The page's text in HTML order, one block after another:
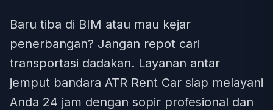
Baru tiba di BIM atau mau kejar
penerbangan? Jangan repot cari
transportasi dadakan. Layanan antar
jemput bandara ATR Rent Car siap melayani
Anda 24 jam dengan sopir profesional dan